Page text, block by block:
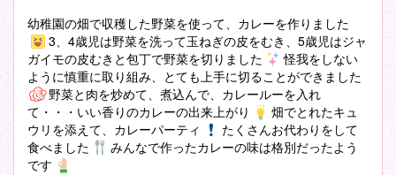
幼稚園の畑で収穫した野菜を使って、カレーを作りました
3、4歳児は野菜を洗って玉ねぎの皮をむき、5歳児はジャ
ガイモの皮むきと包丁で野菜を切りました
怪我をしない
ように慎重に取り組み、とても上手に切ることができました
野菜と肉を炒めて、煮込んで、カレールーを入れ
て・・・いい香りのカレーの出来上がり
畑でとれたキュ
ウリを添えて、カレーパーティ
たくさんお代わりをして
食べました
みんなで作ったカレーの味は格別だったよう
です